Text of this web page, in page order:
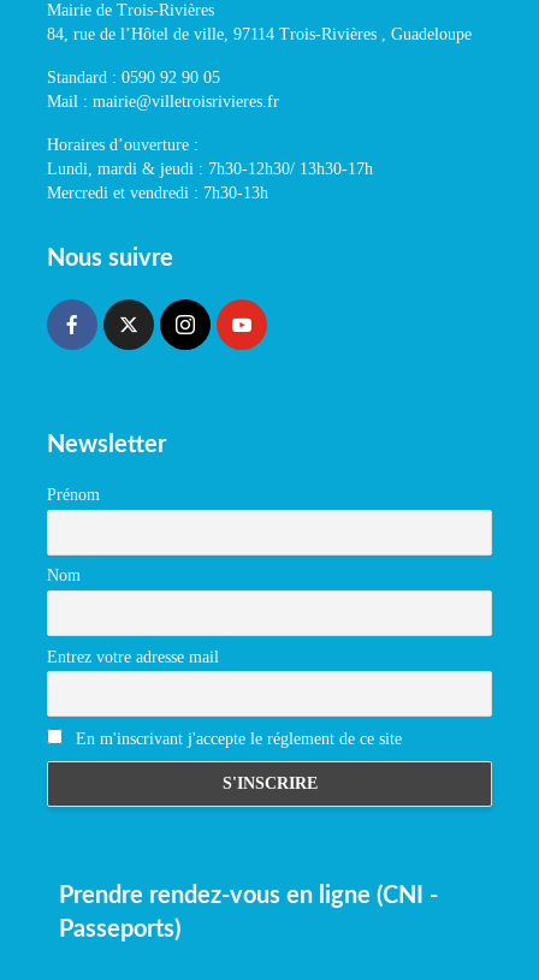
Mairie de Trois-Rivières
84, rue de l’Hôtel de ville, 97114 Trois-Rivières , Guadeloupe
Standard : 0590 92 90 05
Mail : mairie@villetroisrivieres.fr
Horaires d’ouverture :
Lundi, mardi & jeudi : 7h30-12h30/ 13h30-17h
Mercredi et vendredi : 7h30-13h
Nous suivre
Newsletter
Prénom
Nom
Entrez votre adresse mail
En m'inscrivant j'accepte le réglement de ce site
Prendre rendez-vous en ligne (CNI -
Passeports)